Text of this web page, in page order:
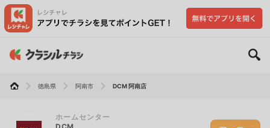
徳島県 阿南市 DCM 阿南店
ホームセンター